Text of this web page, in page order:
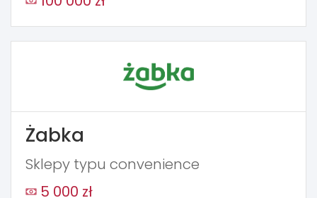
Żabka
Sklepy typu convenience
5 000 zł